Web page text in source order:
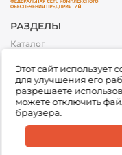
РАЗДЕЛЫ
Каталог
Топливо
Сервис
Подбор товара
Доставка
Офисы
Этот сайт использует
для улучшения его
разрешаете
можете отключить
браузера.